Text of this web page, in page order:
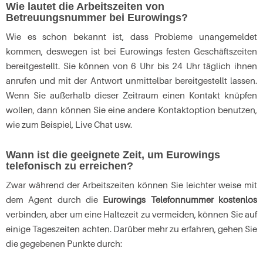
Wie lautet die Arbeitszeiten von
Betreuungsnummer bei Eurowings?
Wie es schon bekannt ist, dass Probleme unangemeldet
kommen, deswegen ist bei Eurowings festen Geschäftszeiten
bereitgestellt. Sie können von 6 Uhr bis 24 Uhr täglich ihnen
anrufen und mit der Antwort unmittelbar bereitgestellt lassen.
Wenn Sie außerhalb dieser Zeitraum einen Kontakt knüpfen
wollen, dann können Sie eine andere Kontaktoption benutzen,
wie zum Beispiel, Live Chat usw.
Wann ist die geeignete Zeit, um Eurowings
telefonisch zu erreichen?
Zwar während der Arbeitszeiten können Sie leichter weise mit
dem Agent durch die Eurowings Telefonnummer kostenlos
verbinden, aber um eine Haltezeit zu vermeiden, können Sie auf
einige Tageszeiten achten. Darüber mehr zu erfahren, gehen Sie
die gegebenen Punkte durch: